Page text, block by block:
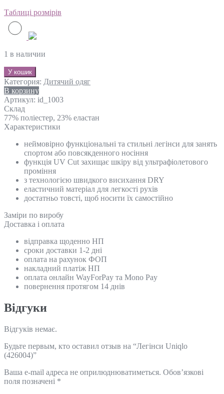
Таблиці розмірів
1 в наличии
У кошик
Категория: Дитячий одяг
В корзину
Артикул: id_1003
Склад
77% поліестер, 23% еластан
Характеристики
неймовірно функціональні та стильні легінси для занять
спортом або повсякденного носіння
функція UV Cut захищає шкіру від ультрафіолетового
проміння
з технологією швидкого висихання DRY
еластичний матеріал для легкості рухів
достатньо товсті, щоб носити їх самостійно
Замiри по виробу
Доставка і оплата
відправка щоденно НП
сроки доставки 1-2 дні
оплата на рахунок ФОП
накладний платіж НП
оплата онлайн WayForPay та Mono Pay
повернення протягом 14 днів
Відгуки
Відгуків немає.
Будьте первым, кто оставил отзыв на “Легінси Uniqlo
(426004)”
Ваша e-mail адреса не оприлюднюватиметься. Обов’язкові
поля позначені *